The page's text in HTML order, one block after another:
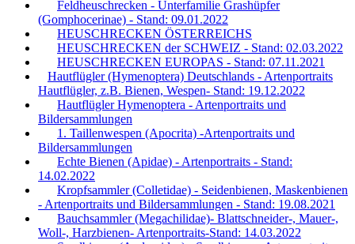
Feldheuschrecken - Unterfamilie Grashüpfer
(Gomphocerinae) - Stand: 09.01.2022
HEUSCHRECKEN ÖSTERREICHS
HEUSCHRECKEN der SCHWEIZ - Stand: 02.03.2022
HEUSCHRECKEN EUROPAS - Stand: 07.11.2021
Hautflügler (Hymenoptera) Deutschlands - Artenportraits
Hautflügler, z.B. Bienen, Wespen- Stand: 19.12.2022
Hautflügler Hymenoptera - Artenportraits und
Bildersammlungen
1. Taillenwespen (Apocrita) -Artenportraits und
Bildersammlungen
Echte Bienen (Apidae) - Artenportraits - Stand:
14.02.2022
Kropfsammler (Colletidae) - Seidenbienen, Maskenbienen
- Artenportraits und Bildersammlungen - Stand: 19.08.2021
Bauchsammler (Megachilidae)- Blattschneider-, Mauer-,
Woll-, Harzbienen- Artenportraits-Stand: 14.03.2022